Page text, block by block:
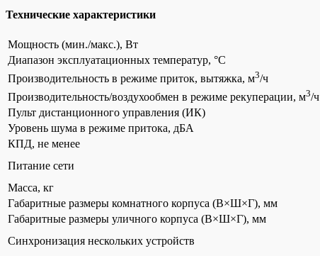
Технические характеристики
Мощность (мин./макс.), Вт
Диапазон эксплуатационных температур, °С
Производительность в режиме приток, вытяжка, м3/ч
Производительность/воздухообмен в режиме рекуперации, м3/ч
Пульт дистанционного управления (ИК)
Уровень шума в режиме притока, дБА
КПД, не менее
Питание сети
Масса, кг
Габаритные размеры комнатного корпуса (В×Ш×Г), мм
Габаритные размеры уличного корпуса (В×Ш×Г), мм
Синхронизация нескольких устройств